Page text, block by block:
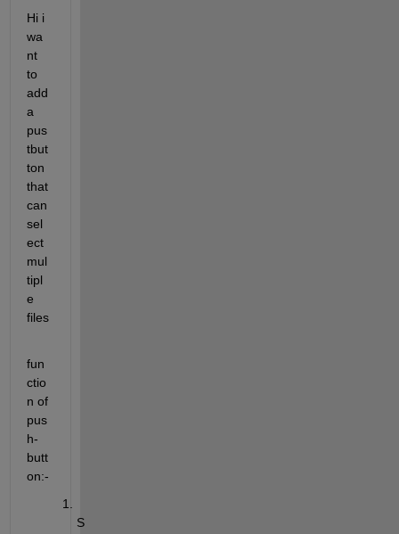
Hi i
wa
nt
to
add
a
pus
tbut
ton
that
can
sel
ect
mul
tipl
e
files
fun
ctio
n of
pus
h-
butt
on:-
S